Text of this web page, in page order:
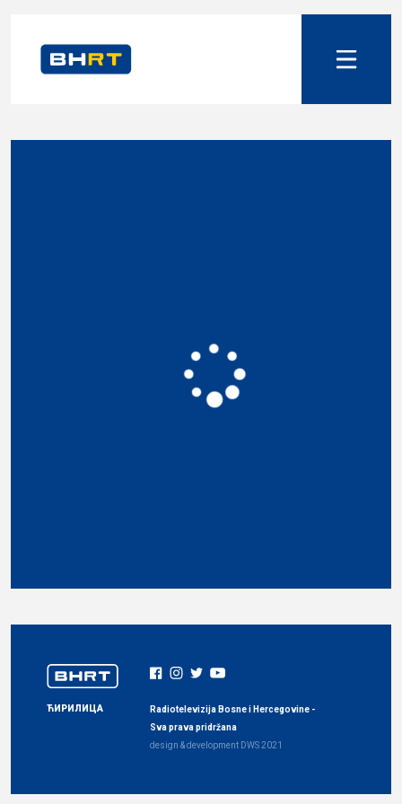
ЋИРИЛИЦА
Radiotelevizija Bosne i Hercegovine -
Sva prava pridržana
design & development DWS2021